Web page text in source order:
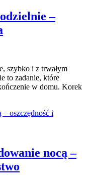
–
szybko i z trwałym
to zadanie, które
w domu. Korek
nocą –